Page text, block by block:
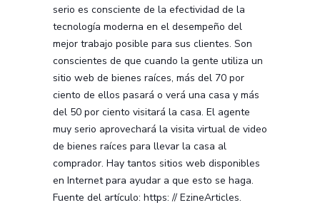
serio es consciente de la efectividad de la
tecnología moderna en el desempeño del
mejor trabajo posible para sus clientes. Son
conscientes de que cuando la gente utiliza un
sitio web de bienes raíces, más del 70 por
ciento de ellos pasará o verá una casa y más
del 50 por ciento visitará la casa. El agente
muy serio aprovechará la visita virtual de video
de bienes raíces para llevar la casa al
comprador. Hay tantos sitios web disponibles
en Internet para ayudar a que esto se haga.
Fuente del artículo: https: // EzineArticles.